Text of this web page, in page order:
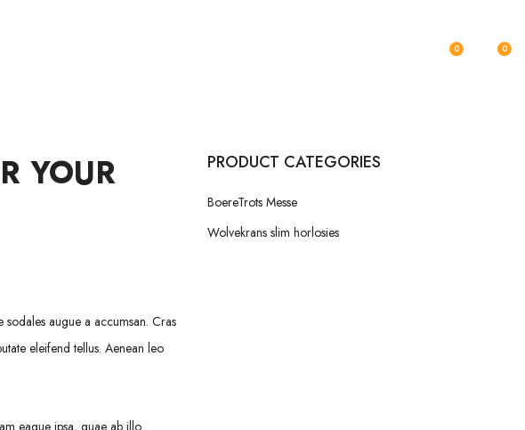
0
0
YOUR
augue a accumsan. Cras
eleifend tellus. Aenean leo
eaque ipsa, quae ab illo
PRODUCT CATEGORIES
BoereTrots Messe
Wolvekrans slim horlosies